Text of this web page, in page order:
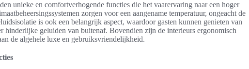
unieke en comfortverhogende functies die het vaarervaring naar een hoger
zorgen voor een aangename temperatuur, ongeacht de
is ook een belangrijk aspect, waardoor gasten kunnen genieten van
hinderlijke geluiden van buitenaf. Bovendien zijn de interieurs ergonomisch
de algehele luxe en gebruiksvriendelijkheid.